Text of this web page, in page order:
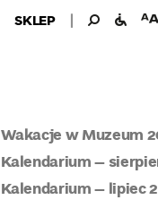
SKLEP Wyszukaj
dla:
Wakacje w Muzeum
Kalendarium –
Kalendarium – lipiec